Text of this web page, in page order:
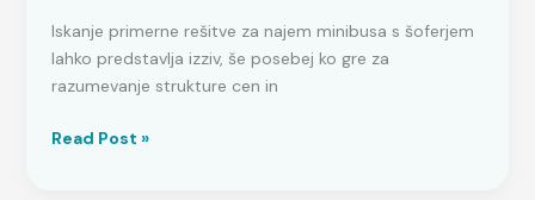
Iskanje primerne rešitve za najem minibusa s šoferjem
lahko predstavlja izziv, še posebej ko gre za
razumevanje strukture cen in
Najem
Read Post »